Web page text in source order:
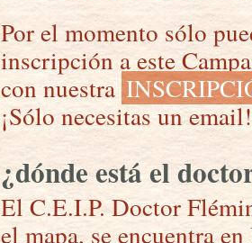
Por el momento sólo
inscripción a este
con nuestra
¡Sólo necesitas un email!
¿dónde está el
El C.E.I.P. Doctor
el mapa, se encuentra